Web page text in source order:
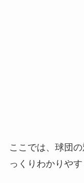
ここでは、球団
っくりわかりや